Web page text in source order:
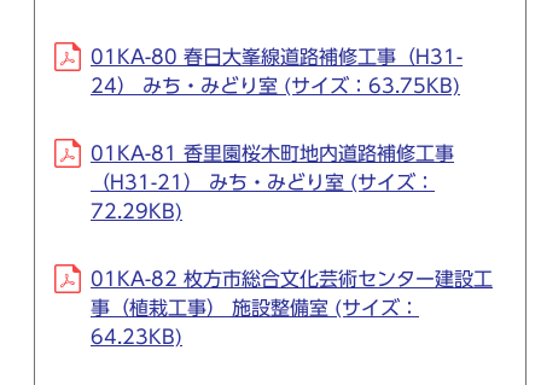
01KA-80 春日大峯線道路補修工事（H31-
24） みち・みどり室 (サイズ：63.75KB)
01KA-81 香里園桜木町地内道路補修工事
（H31-21） みち・みどり室 (サイズ：
72.29KB)
01KA-82 枚方市総合文化芸術センター建設工
事（植栽工事） 施設整備室 (サイズ：
64.23KB)